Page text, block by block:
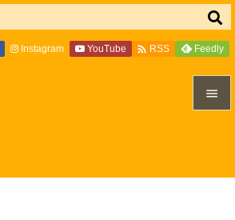

Instagram YouTube  RSS Feedly